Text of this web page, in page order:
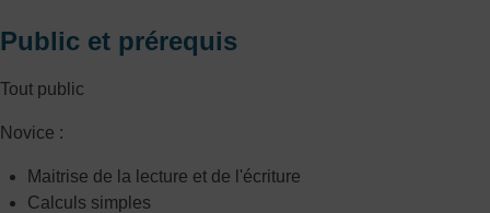
Public et prérequis
Tout public
Novice :
Maitrise de la lecture et de l'écriture
Calculs simples